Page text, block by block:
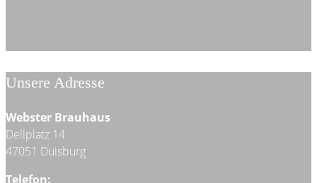
Unsere Adresse
Webster Brauhaus
Dellplatz 14
47051 Duisburg
Telefon: